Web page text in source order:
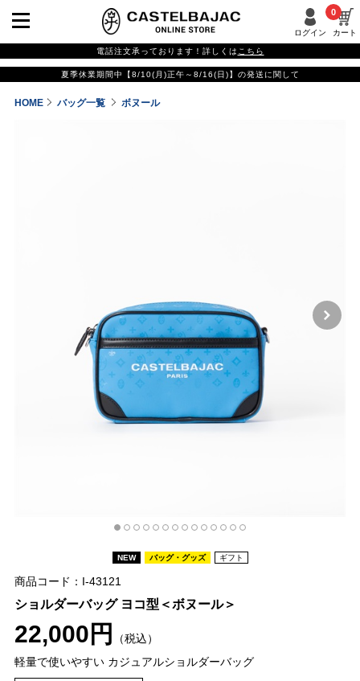
ログイン カート
0
電話注文承っております！詳しくは こちら
夏季休業期間中【8/10(月)正午～8/16(日)】の発送に関して
HOME バッグ一覧 ボヌール
NEW バッグ・グッズ ギフト
商品コード：I-43121
ショルダーバッグ ヨコ型＜ボヌール＞
22,000円
（税込）
軽量で使いやすい カジュアルショルダーバッグ